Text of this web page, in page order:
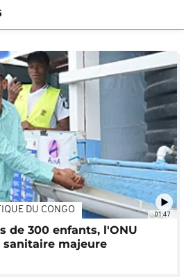
01:47
DU CONGO
de 300 enfants, l'ONU
majeure